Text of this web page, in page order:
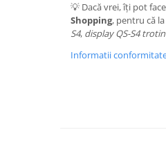
💡 Dacă vrei, îți pot
Shopping, pentru că
S4, display QS-S4
Informatii